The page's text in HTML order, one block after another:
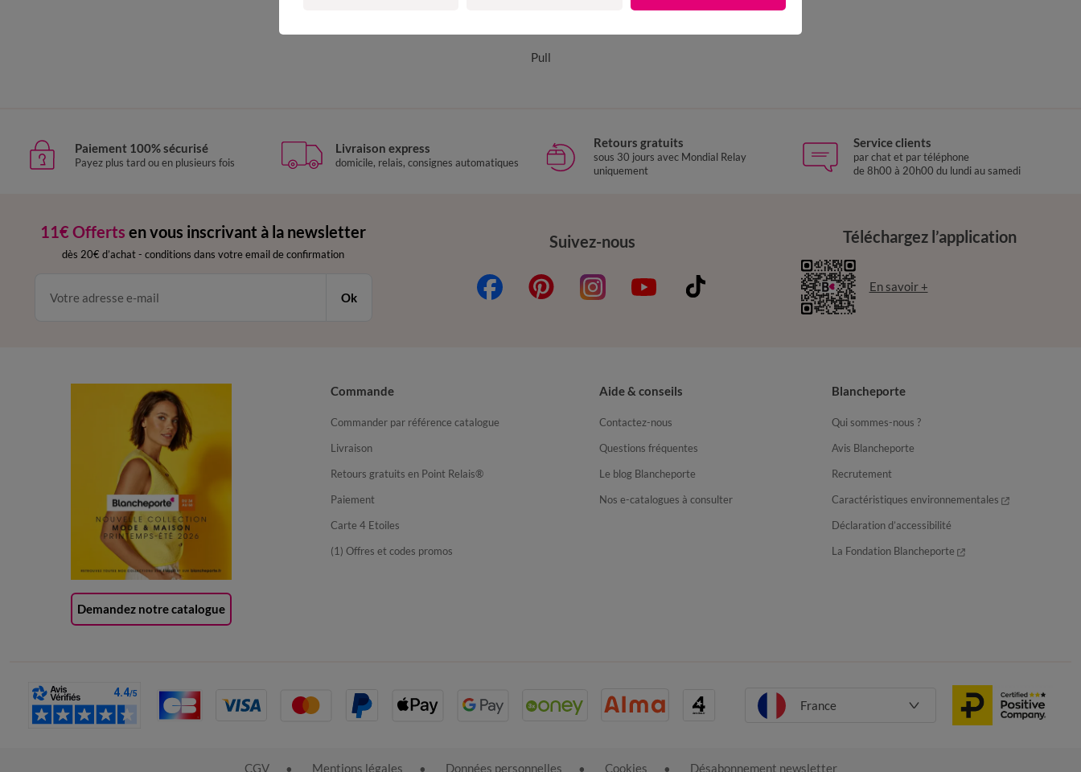
Pull
Paiement 100% sécurisé
Payez plus tard ou en plusieurs fois
Livraison express
domicile, relais, consignes automatiques
Retours gratuits
sous 30 jours avec Mondial Relay
uniquement
Service clients
par chat et par téléphone
de 8h00 à 20h00 du lundi au samedi
11€ Offerts en vous inscrivant à la newsletter
dès 20€ d’achat - conditions dans votre email de confirmation
Ok
Suivez-nous Téléchargez l’application
En savoir +
Demandez notre catalogue
Commande
Commander par référence catalogue
Livraison
Retours gratuits en Point Relais®
Paiement
Carte 4 Etoiles
(1) Offres et codes promos
Aide & conseils
Contactez-nous
Questions fréquentes
Le blog Blancheporte
Nos e-catalogues à consulter
Blancheporte
Qui sommes-nous ?
Avis Blancheporte
Recrutement
Caractéristiques environnementales
Déclaration d’accessibilité
La Fondation Blancheporte
France
CGV Mentions légales Données personnelles Cookies Désabonnement newsletter